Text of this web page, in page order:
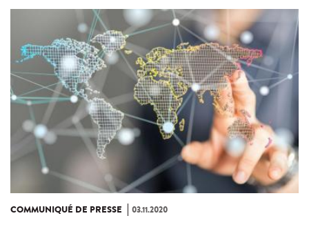
COMMUNIQUÉ DE PRESSE 03.11.2020